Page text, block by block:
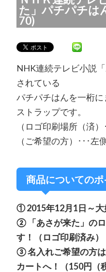
た」パチパチは
70)
NHK連続テレビ小説
されている
パチパチはんを一桁
ストラップです。
（ロゴ印刷場所（済
（ご希望の方）･･･左
商品についてのポ
① 2015年12月1日～大
② 「あさが来た」の
す！（ロゴ印刷済み）
③ 名入れご希望の方
カートへ！（150円（